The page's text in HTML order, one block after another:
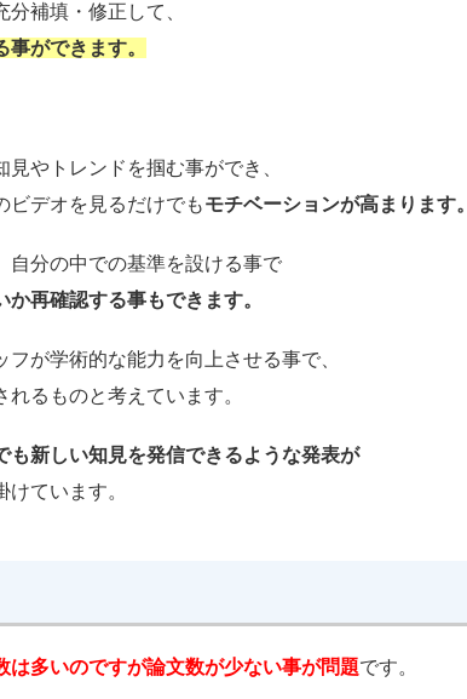
補填・修正して、
ができます。
やトレンドを掴む事ができ、
ビデオを見るだけでもモチベーションが高まります。
自分の中での基準を設ける事で
再確認する事もできます。
が学術的な能力を向上させる事で、
るものと考えています。
も新しい知見を発信できるような発表が
ています。
は多いのですが論文数が少ない事が問題です。